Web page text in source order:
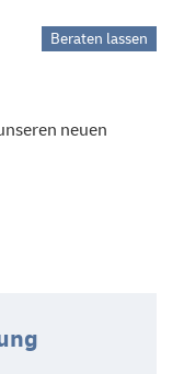
Beraten lassen
neuen